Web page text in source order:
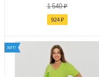
1 540₽
924₽
ХИТ!